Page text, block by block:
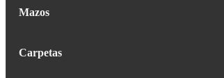
Mazos
Carpetas